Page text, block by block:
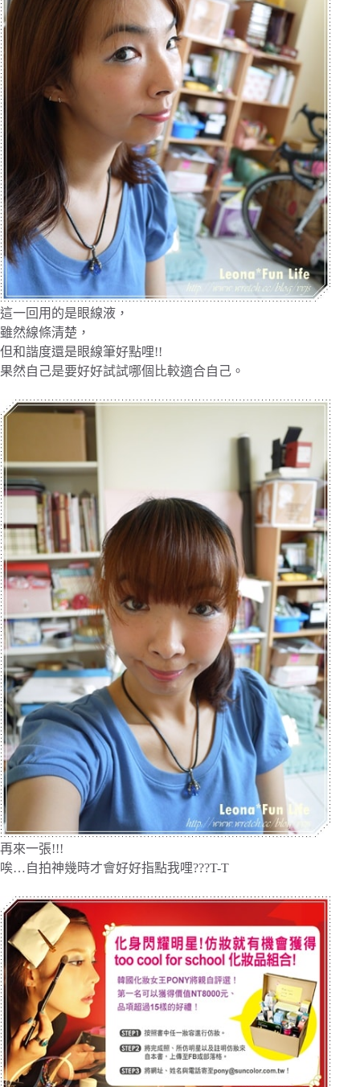
這一回用的是眼線液，
雖然線條清楚，
但和諧度還是眼線筆好點哩!!
果然自己是要好好試試哪個比較適合自己。
再來一張!!!
唉…自拍神幾時才會好好指點我哩???T-T